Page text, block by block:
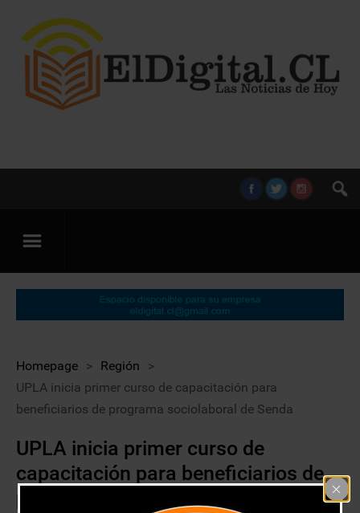
Homepage > Región
>
UPLA inicia primer curso de capacitación para
beneficiarios de programa sociolaboral de Senda
UPLA inicia primer curso de
capacitación para beneficiarios de
programa sociolaboral de Senda